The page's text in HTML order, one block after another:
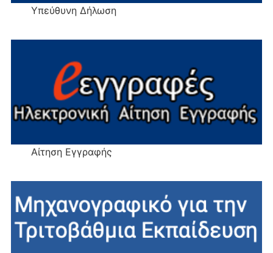
Υπεύθυνη Δήλωση
Αίτηση Εγγραφής